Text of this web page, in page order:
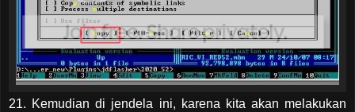
21. Kemudian di jendela ini, karena kita akan melakukan